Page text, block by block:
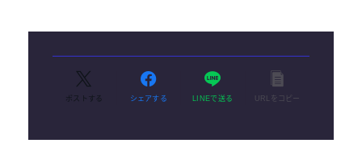
ポストする シェアする LINEで送る URLをコピー